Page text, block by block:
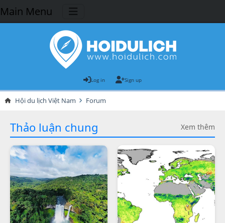
Main Menu
Log in Sign up
Hội du lịch Việt Nam Forum
Thảo luận chung Xem thêm